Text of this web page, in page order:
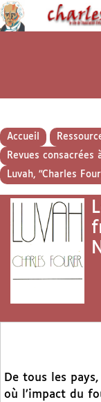
Accueil
Revues consacrées
Luvah, "Charles
De tous les
où l’impact du